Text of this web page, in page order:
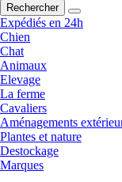
Rechercher
Expédiés en 24h
Chien
Chat
Animaux
Elevage
La ferme
Cavaliers
Aménagements
Plantes et nature
Destockage
Marques